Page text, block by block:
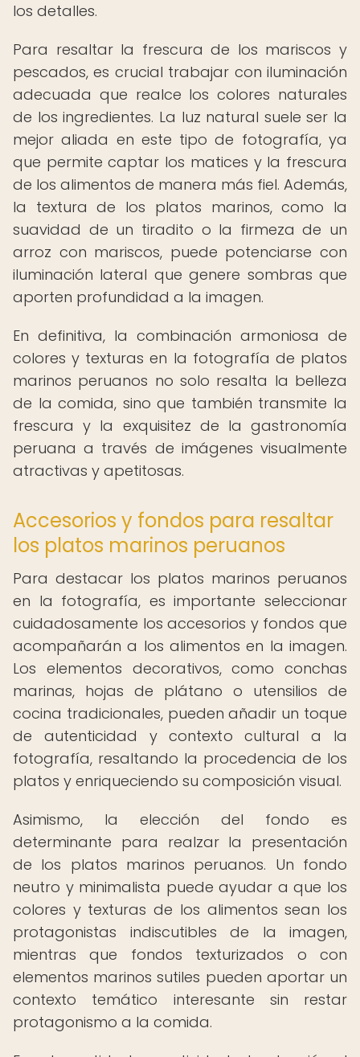
los detalles.
Para resaltar la frescura de los mariscos y
pescados, es crucial trabajar con iluminación
adecuada que realce los colores naturales
de los ingredientes. La luz natural suele ser la
mejor aliada en este tipo de fotografía, ya
que permite captar los matices y la frescura
de los alimentos de manera más fiel. Además,
la textura de los platos marinos, como la
suavidad de un tiradito o la firmeza de un
arroz con mariscos, puede potenciarse con
iluminación lateral que genere sombras que
aporten profundidad a la imagen.
En definitiva, la combinación armoniosa de
colores y texturas en la fotografía de platos
marinos peruanos no solo resalta la belleza
de la comida, sino que también transmite la
frescura y la exquisitez de la gastronomía
peruana a través de imágenes visualmente
atractivas y apetitosas.
Accesorios y fondos para resaltar
los platos marinos peruanos
Para destacar los platos marinos peruanos
en la fotografía, es importante seleccionar
cuidadosamente los accesorios y fondos que
acompañarán a los alimentos en la imagen.
Los elementos decorativos, como conchas
marinas, hojas de plátano o utensilios de
cocina tradicionales, pueden añadir un toque
de autenticidad y contexto cultural a la
fotografía, resaltando la procedencia de los
platos y enriqueciendo su composición visual.
Asimismo, la elección del fondo es
determinante para realzar la presentación
de los platos marinos peruanos. Un fondo
neutro y minimalista puede ayudar a que los
colores y texturas de los alimentos sean los
protagonistas indiscutibles de la imagen,
mientras que fondos texturizados o con
elementos marinos sutiles pueden aportar un
contexto temático interesante sin restar
protagonismo a la comida.